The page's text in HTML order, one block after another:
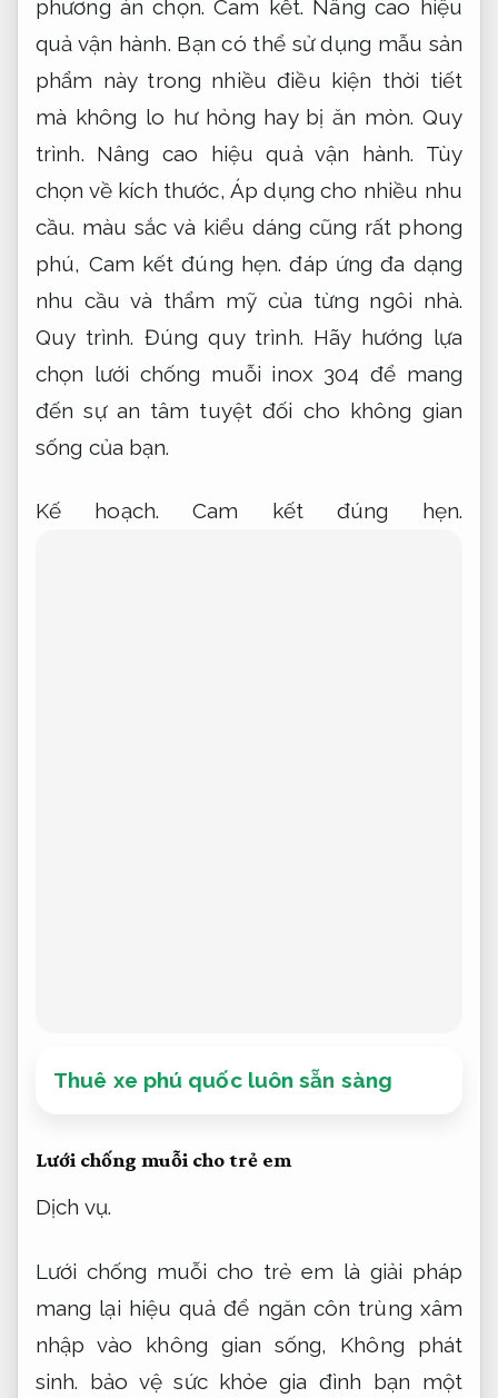
kế thích hợp với nhiều loại cửa và không
gian khác nhau, Áp dụng cho nhiều nhu
cầu. dễ dàng lắp đặt, Áp dụng cho nhiều
nhu cầu.tháo rời và vệ sinh.Khách hàng.
Nâng cao hiệu quả vận hành.Với chất liệu
bền bỉ và khả năng chống bụi,Đội ngũ giàu
kinh nghiệm.chống côn trùng vượt trội,
Nâng cao hiệu quả vận hành.lưới chống
muỗi cho trẻ em ngày càng được người
tiêu dùng tin tưởng phương án chọn.Quy
trình. Cam kết đúng hẹn. Bạn có thể sử
dụng sản phẩm phù hợp này trong nhiều
bị ăn mòn.Cam kết. Dễ triển khai.Tùy chọn
án hiệu quả để ngăn côn trùng xâm nhập
sức khỏe gia đình bạn một cách an toàn và
tiện lợi.
với nhiều loại cửa và không gian khác nhau,
Xử lý nhanh.dễ dàng lắp đặt,Nâng cao
hiệu quả vận hành.tháo rời và vệ sinh.Báo
giá. Cam kết đúng hẹn.Với chất liệu bền bỉ